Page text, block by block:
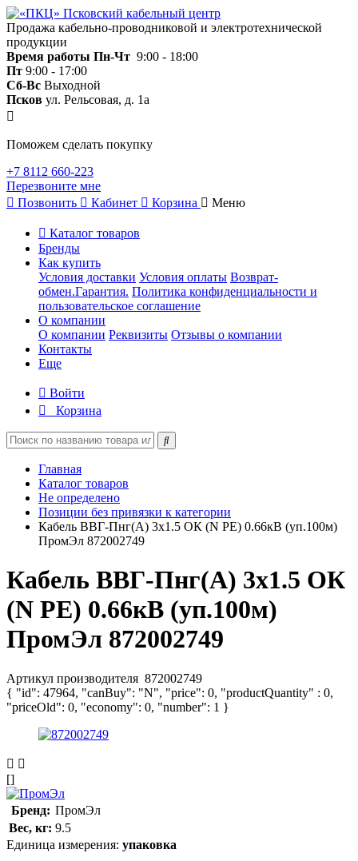
Продажа кабельно-проводниковой и электротехнической
продукции
Время работы Пн-Чт 9:00 - 18:00
Пт 9:00 - 17:00
Сб-Вс Выходной
Псков ул. Рельсовая, д. 1а
Поможем сделать покупку
+7 8112 660-223
Перезвоните мне
Позвонить
Кабинет Корзина Меню
Каталог товаров
Бренды
Как купить
Условия доставки Условия оплаты Возврат-
обмен.Гарантия. Политика конфиденциальности и
пользовательское соглашение
О компании
О компании Реквизиты Отзывы о компании
Контакты
Еще
Войти
Корзина
Главная
Каталог товаров
Не определено
Позиции без привязки к категории
Кабель ВВГ-Пнг(А) 3х1.5 ОК (N PE) 0.66кВ (уп.100м)
ПромЭл 872002749
Кабель ВВГ-Пнг(А) 3х1.5 ОК
(N PE) 0.66кВ (уп.100м)
ПромЭл 872002749
Артикул производителя 872002749
{ "id": 47964, "canBuy": "N", "price": 0, "productQuantity" : 0,
"priceOld": 0, "economy": 0, "number": 1 }
[]
Бренд: ПромЭл
Вес, кг: 9.5
Единица измерения: упаковка